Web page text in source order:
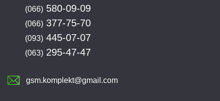
(066) 580-09-09
(066) 377-75-70
(093) 445-07-07
(063) 295-47-47
gsm.komplekt@gmail.com